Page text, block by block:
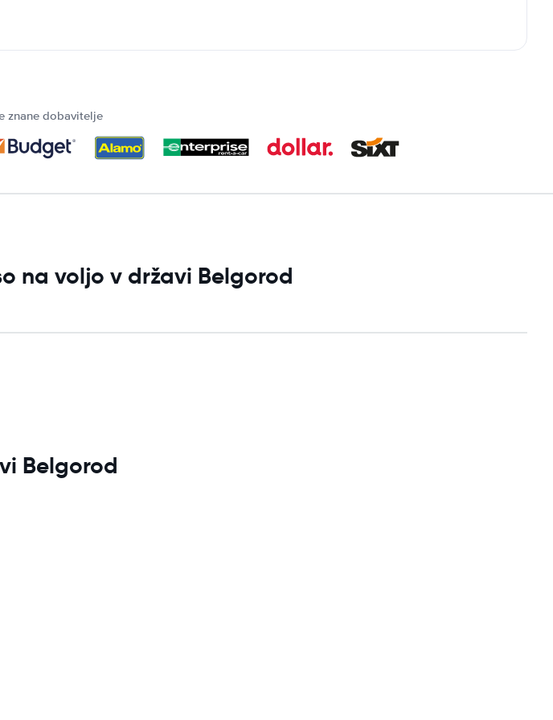
znane dobavitelje
na voljo v državi Belgorod
Belgorod